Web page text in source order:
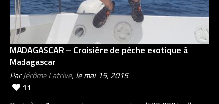
MADAGASCAR – Croisière de pêche exotique à
Madagascar
ParJérôme Latrive, le mai 15, 2015
11